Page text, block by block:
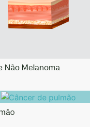
Não Melanoma